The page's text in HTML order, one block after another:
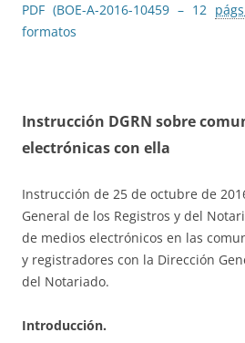
PDF (BOE-A-2016-10459 – 12
formatos
Instrucción DGRN sobre
electrónicas con ella
Instrucción de 25 de octubre de
General de los Registros y del
de medios electrónicos en las
y registradores con la Dirección
del Notariado.
Introducción.